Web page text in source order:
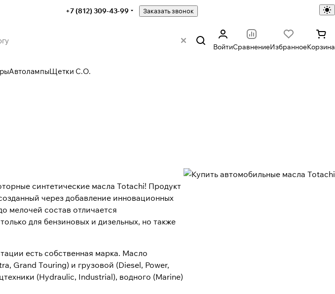
+7 (812) 309-43-99 Заказать звонок
ВойтиСравнениеИзбранноеКорзина
АвтолампыЩетки С.О.
синтетические масла Totachi! Продукт
через добавление инновационных
мелочей состав отличается
для бензиновых и дизельных, но также
есть собственная марка. Масло
Grand Touring) и грузовой (Diesel, Power,
(Hydraulic, Industrial), водного (Marine)